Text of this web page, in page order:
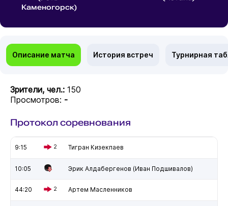
Каменогорск)
Описание матча История встреч Турнирная
Зрители, чел.: 150
Просмотров: -
Протокол соревнования
9:15 2 Тигран Кизекпаев
10:05 Эрик Алдабергенов (Иван Подшивалов)
44:20 2 Артем Масленников